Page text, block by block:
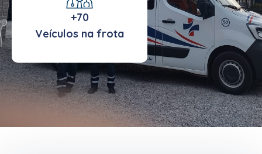
+70
Veículos na frota